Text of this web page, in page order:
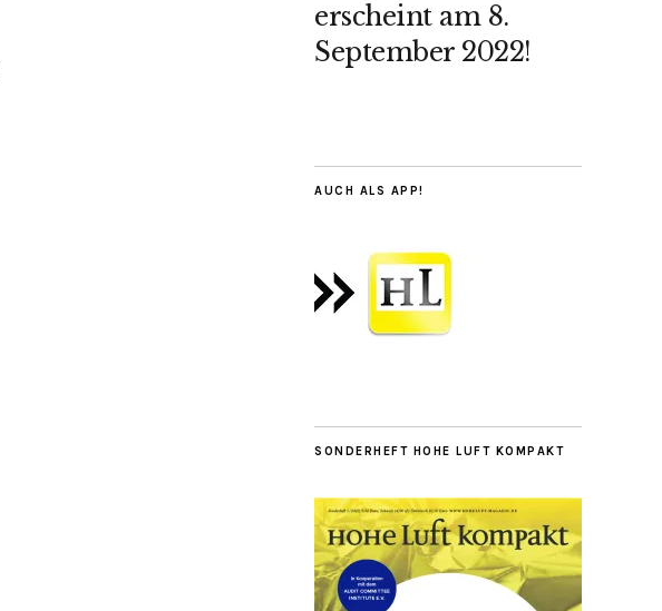
erscheint am 8.
September 2022!
AUCH ALS APP!
SONDERHEFT HOHE LUFT KOMPAKT